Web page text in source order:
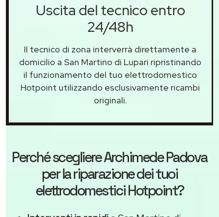
Uscita del tecnico entro
24/48h
Il tecnico di zona interverrà direttamente a
domicilio a San Martino di Lupari ripristinando
il funzionamento del tuo elettrodomestico
Hotpoint utilizzando esclusivamente ricambi
originali.
Perché scegliereArchimede Padova
per la riparazione dei tuoi
elettrodomestici Hotpoint?